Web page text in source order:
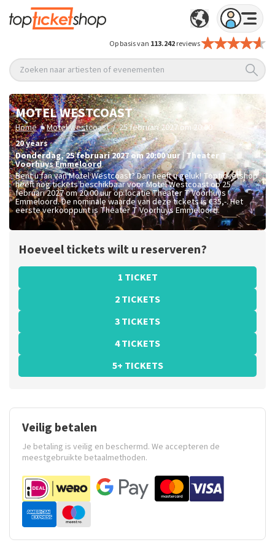
Op basis van 113.242reviews
Zoeken naar artiesten of evenementen
MOTEL WESTCOAST
Home / Motel Westcoast / 25 februari 2027 om 20:00
20 years
donderdag,25 februari 2027 om 20:00uur|Theater T
VoorhuysEmmeloord
Bent u fan van Motel Westcoast? Dan heeft u geluk! Topticketshop
heeft nog tickets beschikbaar voor Motel Westcoast op 25
februari 2027 om 20:00 uur op locatie Theater T Voorhuys
Emmeloord. De nominale waarde van deze tickets is€35,-. Het
eerste verkooppunt is Theater T Voorhuys Emmeloord.
Hoeveel tickets wilt u reserveren?
1 TICKET
2 TICKETS
3 TICKETS
4 TICKETS
5+ TICKETS
Veilig betalen
Je betaling is veilig en beschermd. We accepteren de
meestgebruikte betaalmethoden.